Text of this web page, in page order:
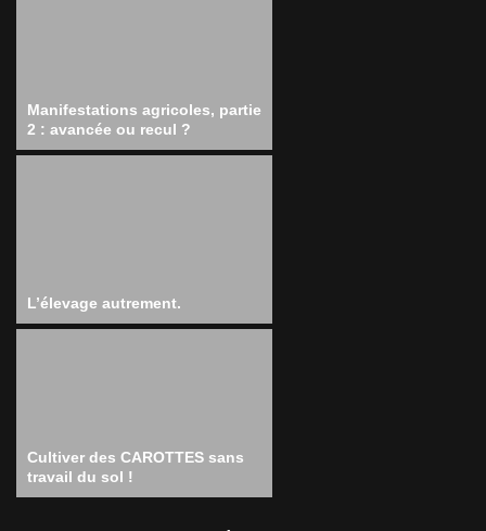
Manifestations agricoles, partie
2 : avancée ou recul ?
L’élevage autrement.
Cultiver des CAROTTES sans
travail du sol !